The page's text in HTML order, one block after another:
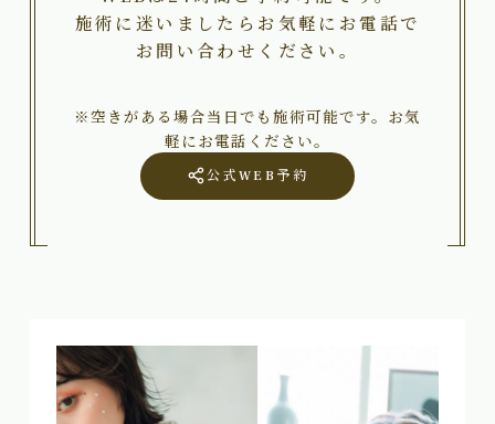
施術に迷いましたらお気軽にお電話で
お問い合わせください。
※空きがある場合当日でも施術可能です。お気
軽にお電話ください。
公式WEB予約